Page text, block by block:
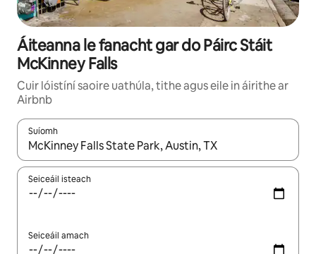
Áiteanna le fanacht gar do Páirc Stáit
McKinney Falls
Cuir lóistíní saoire uathúla, tithe agus eile in áirithe ar
Airbnb
Suíomh
Nuair a bheidh torthaí ar fáil, déan nascleanúint le
Seiceáil isteach
Seiceáil amach